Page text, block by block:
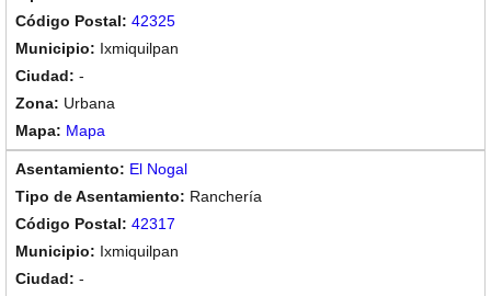
42325
Ixmiquilpan
-
Urbana
Mapa
El Nogal
Ranchería
42317
Ixmiquilpan
-